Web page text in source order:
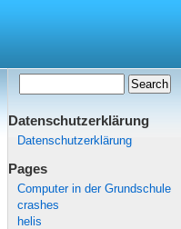
Datenschutzerklärung
Datenschutzerklärung
Pages
Computer in der Grundschule
crashes
helis